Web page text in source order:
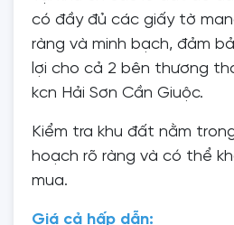
có đầy đủ các giấy tờ
ràng và minh bạch, đảm
lợi cho cả 2 bên thương
kcn Hải Sơn Cần Giuộc.
Kiểm tra khu đất nằm
hoạch rõ ràng và có thể
mua.
Giá cả hấp dẫn: